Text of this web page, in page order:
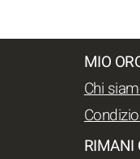
MIO
Chi
RIMANI